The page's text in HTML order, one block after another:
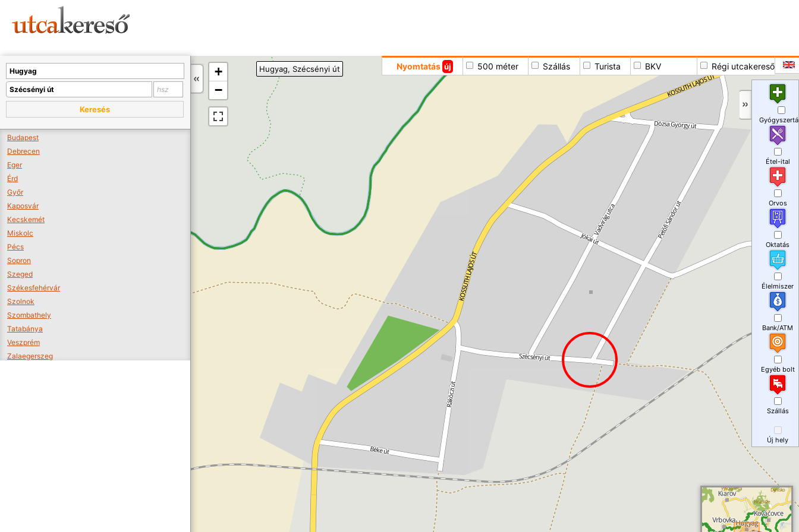
+
−
Nyomtatás új 500 méter Szállás Turista BKV Régi utcakereső
Hugyag, Szécsényi út
Keresés
Budapest
Debrecen
Eger
Érd
Győr
Kaposvár
Kecskemét
Miskolc
Pécs
Sopron
Szeged
Székesfehérvár
Szolnok
Szombathely
Tatabánya
Veszprém
Zalaegerszeg
Étel-ital
Orvos
Oktatás
Élelmiszer
Bank/ATM
Egyéb bolt
Szállás
Új hely
A térképet kicsinyíteni kell, hogy látszódjanak a boltok.
Boltok látszódjanak >>